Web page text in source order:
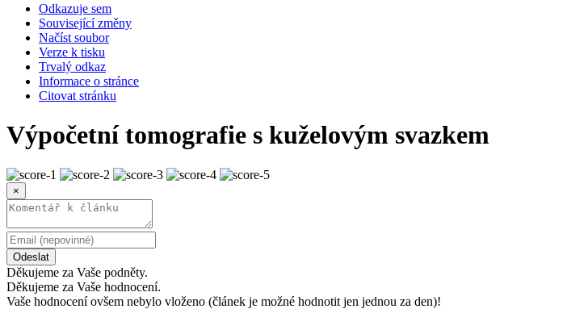
Odkazuje sem
Související změny
Načíst soubor
Verze k tisku
Trvalý odkaz
Informace o stránce
Citovat stránku
Výpočetní tomografie s kuželovým svazkem
×
Odeslat
Děkujeme za Vaše podněty.
Děkujeme za Vaše hodnocení.
Vaše hodnocení ovšem nebylo vloženo (článek je možné hodnotit jen jednou za den)!